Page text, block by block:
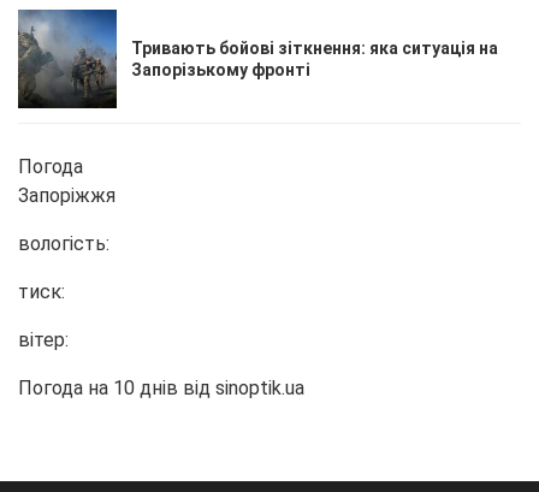
Тривають бойові зіткнення: яка ситуація на
Запорізькому фронті
Погода
Запоріжжя
вологість:
тиск:
вітер:
Погода на 10 днів від sinoptik.ua